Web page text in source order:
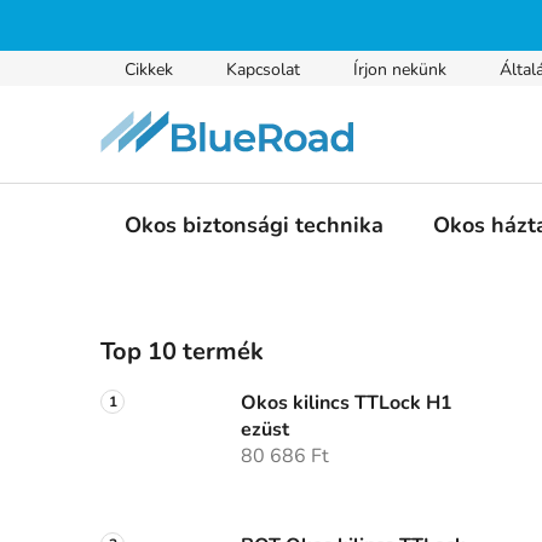
Cikkek Kapcsolat Írjon nekünk
Okos biztonsági technika Okos
l
d
a
Top 10 termék
Okos kilincs TTLock H1
ezüst
80 686 Ft